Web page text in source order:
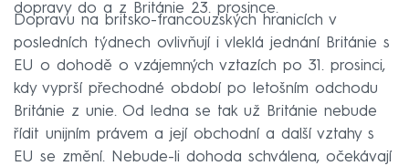
dopravy do a z Británie 23. prosince.
Dopravu na britsko-francouzských hranicích v
posledních týdnech ovlivňují i vleklá jednání Británie s
EU o dohodě o vzájemných vztazích po 31. prosinci,
kdy vyprší přechodné období po letošním odchodu
Británie z unie. Od ledna se tak už Británie nebude
řídit unijním právem a její obchodní a další vztahy s
EU se změní. Nebude-li dohoda schválena, očekávají